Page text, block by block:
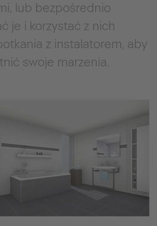
lub bezpośrednio
je i korzystać z nich
z instalatorem, aby
swoje marzenia.